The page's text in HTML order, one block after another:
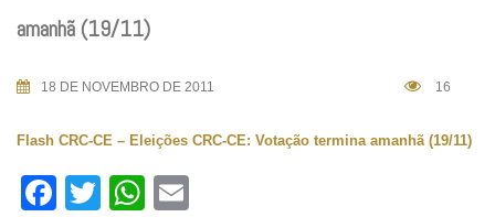
amanhã (19/11)
18 DE NOVEMBRO DE 2011 16
Flash CRC-CE – Eleições CRC-CE: Votação termina amanhã (19/11)
Facebook
TwitterWhatsApp